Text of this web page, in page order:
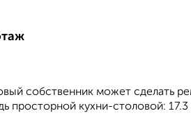
собственник может сделать
кухни-столовой: 17.3